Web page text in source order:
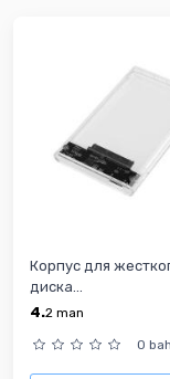
Корпус для
диска...
4.2 man
0